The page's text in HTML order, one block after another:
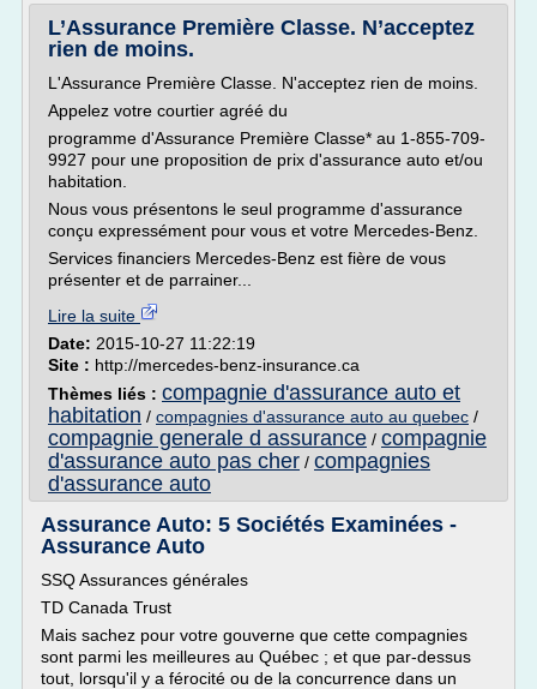
L’Assurance Première Classe. N’acceptez
rien de moins.
L'Assurance Première Classe. N'acceptez rien de moins.
Appelez votre courtier agréé du
programme d'Assurance Première Classe* au 1-855-709-
9927 pour une proposition de prix d'assurance auto et/ou
habitation.
Nous vous présentons le seul programme d'assurance
conçu expressément pour vous et votre Mercedes-Benz.
Services financiers Mercedes-Benz est fière de vous
présenter et de parrainer...
Lire la suite
Date: 2015-10-27 11:22:19
Site : http://mercedes-benz-insurance.ca
Thèmes liés : compagnie d'assurance auto et
habitation / compagnies d'assurance auto au quebec /
compagnie generale d assurance / compagnie
d'assurance auto pas cher / compagnies
d'assurance auto
Assurance Auto: 5 Sociétés Examinées -
Assurance Auto
SSQ Assurances générales
TD Canada Trust
Mais sachez pour votre gouverne que cette compagnies
sont parmi les meilleures au Québec ; et que par-dessus
tout, lorsqu'il y a férocité ou de la concurrence dans un